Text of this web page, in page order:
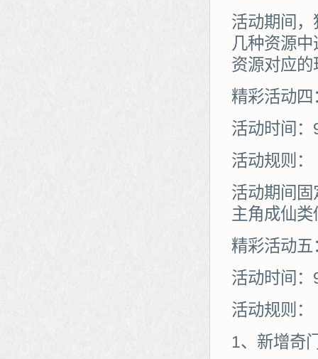
活动期间
几种资源
资源对应
精彩活动
活动时间：
活动规则：
活动期间
主角成仙类
精彩活动
活动时间：
活动规则：
1、新增奇